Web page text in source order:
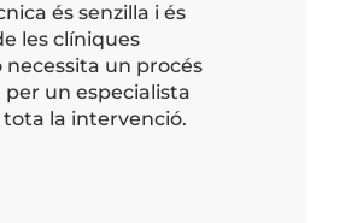
és senzilla i és
les clíniques
un procés
un especialista
la intervenció.